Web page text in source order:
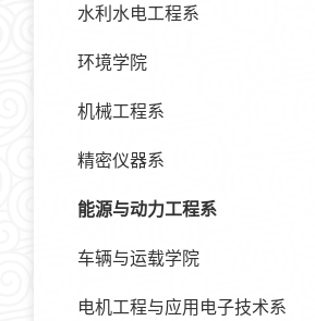
水利水电工程系
环境学院
机械工程系
精密仪器系
能源与动力工程系
车辆与运载学院
电机工程与应用电子技术系